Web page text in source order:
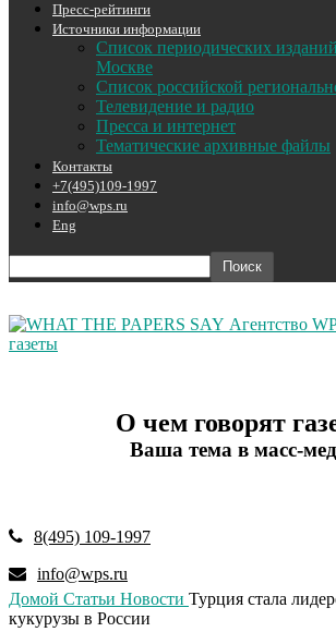
Пресс-рейтинги
Источники информации
Список периодических
Москве
Список российской
Телевидение и радио
Пресса и интернет
Тематические архивные файлы
Контакты
+7(495)109-1997
info@wps.ru
Eng
Агентство
газеты
О чем говорят
Ваша тема в масс-
8(495) 109-1997
info@wps.ru
Домой Статьи Новости Турция стала
кукурузы в России